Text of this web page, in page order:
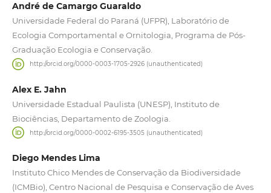
André de Camargo Guaraldo
Universidade Federal do Paraná (UFPR), Laboratório de
Ecologia Comportamental e Ornitologia, Programa de Pós-
Graduação Ecologia e Conservação.
http://orcid.org/0000-0003-1705-2926 (unauthenticated)
Alex E. Jahn
Universidade Estadual Paulista (UNESP), Instituto de
Biociências, Departamento de Zoologia.
http://orcid.org/0000-0002-6195-3505 (unauthenticated)
Diego Mendes Lima
Instituto Chico Mendes de Conservação da Biodiversidade
(ICMBio), Centro Nacional de Pesquisa e Conservação de Aves